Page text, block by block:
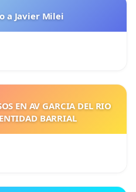
a Javier Milei
EN AV GARCIA DEL RIO
BARRIAL